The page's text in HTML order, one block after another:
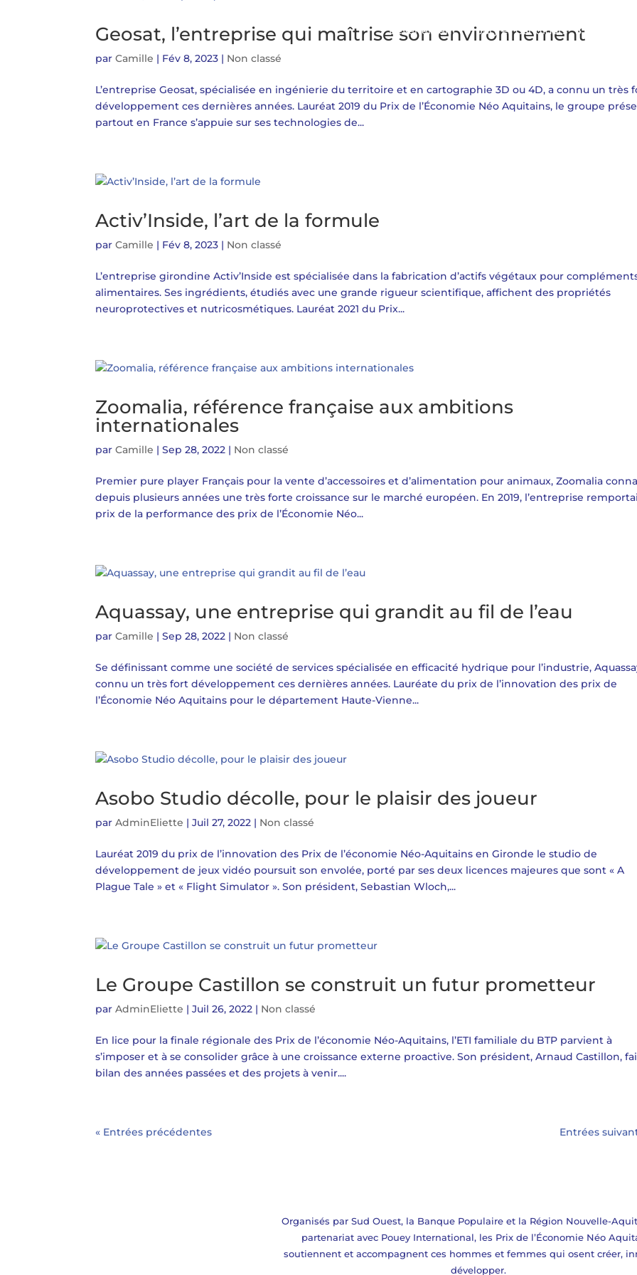
L’évènement Jury et Candidats
Geosat, l’entreprise qui maîtrise son environnement
parCamille | Fév 8, 2023 | Non classé
L’entreprise Geosat, spécialisée en ingénierie du territoire et en cartographie 3D ou 4D, a connu un très
développement ces dernières années. Lauréat 2019 du Prix de l’Économie Néo Aquitains, le groupe
partout en France s’appuie sur ses technologies de...
Activ’Inside, l’art de la formule
parCamille | Fév 8, 2023 | Non classé
L’entreprise girondine Activ’Inside est spécialisée dans la fabrication d’actifs végétaux pour
alimentaires. Ses ingrédients, étudiés avec une grande rigueur scientifique, affichent des propriétés
neuroprotectives et nutricosmétiques. Lauréat 2021 du Prix...
Zoomalia, référence française aux ambitions
internationales
parCamille |Sep 28, 2022 | Non classé
Premier pure player Français pour la vente d’accessoires et d’alimentation pour animaux, Zoomalia
depuis plusieurs années une très forte croissance sur le marché européen. En 2019, l’entreprise
prix de la performance des prix de l’Économie Néo...
Aquassay, une entreprise qui grandit au fil de l’eau
parCamille |Sep 28, 2022 | Non classé
Se définissant comme une société de services spécialisée en efficacité hydrique pour l’industrie,
connu un très fort développement ces dernières années. Lauréate du prix de l’innovation des prix de
l’Économie Néo Aquitains pour le département Haute-Vienne...
Asobo Studio décolle, pour le plaisir des joueur
parAdminEliette |Juil 27, 2022 | Non classé
Lauréat 2019 du prix de l’innovation des Prix de l’économie Néo-Aquitains en Gironde le studio de
développement de jeux vidéo poursuit son envolée, porté par ses deux licences majeures que sont « A
Plague Tale » et « Flight Simulator ». Son président, Sebastian Wloch,...
Le Groupe Castillon se construit un futur prometteur
parAdminEliette |Juil 26, 2022 | Non classé
En lice pour la finale régionale des Prix de l’économie Néo-Aquitains, l’ETI familiale du BTP parvient à
s’imposer et à se consolider grâce à une croissance externe proactive. Son président, Arnaud Castillon,
bilan des années passées et des projets à venir....
« Entrées précédentes Entrées
Organisés par Sud Ouest, la Banque Populaire et la Région Nouvelle-
partenariat avec Pouey International, les Prix de l’Économie Néo
soutiennent et accompagnent ces hommes et femmes qui osent créer,
développer.